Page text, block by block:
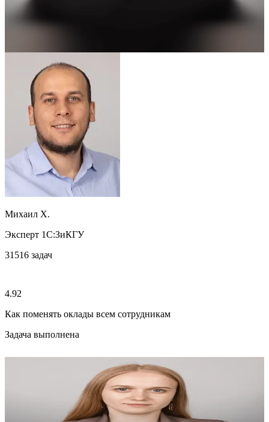
Сделать взаимозачет ЕНП
Задача выполнена
Михаил Х.
Эксперт 1С:ЗиКГУ
31516 задач
4.92
Как поменять оклады всем сотрудникам
Задача выполнена